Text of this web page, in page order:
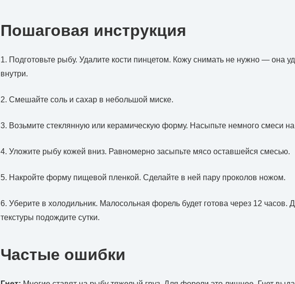
Пошаговая инструкция
1. Подготовьте рыбу. Удалите кости пинцетом. Кожу снимать не нужно — она
внутри.
2. Смешайте соль и сахар в небольшой миске.
3. Возьмите стеклянную или керамическую форму. Насыпьте немного смеси
4. Уложите рыбу кожей вниз. Равномерно засыпьте мясо оставшейся смесью.
5. Накройте форму пищевой пленкой. Сделайте в ней пару проколов ножом.
6. Уберите в холодильник. Малосольная форель будет готова через 12 часов.
текстуры подождите сутки.
Частые ошибки